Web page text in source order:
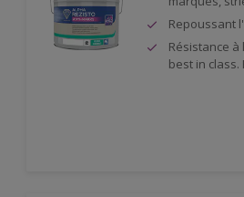
Repoussant
Résistance
best in class.